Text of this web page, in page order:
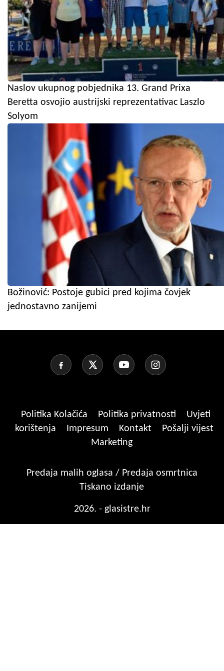
Naslov ukupnog pobjednika 13. Grand Prixa
Beretta osvojio austrijski reprezentativac Laszlo
Solyom
Božinović: Postoje gubici pred kojima čovjek
jednostavno zanijemi
Politika Kolačića Politika privatnosti
Uvjeti
korištenja
Impresum Kontakt
Pošalji vijest
Marketing
Predaja malih oglasa / Predaja osmrtnica
Tiskano izdanje
2026. - glasistre.hr